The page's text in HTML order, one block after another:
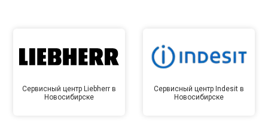
Сервисный центр Liebherr в
Новосибирске
Сервисный центр Indesit в
Новосибирске